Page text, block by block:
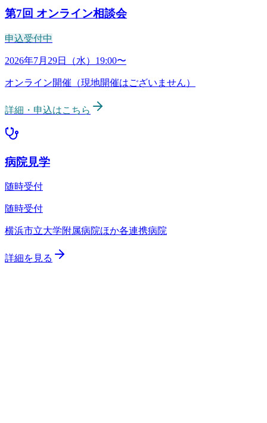
第7回 オンライン相談会
申込受付中
病院見学
随時受付